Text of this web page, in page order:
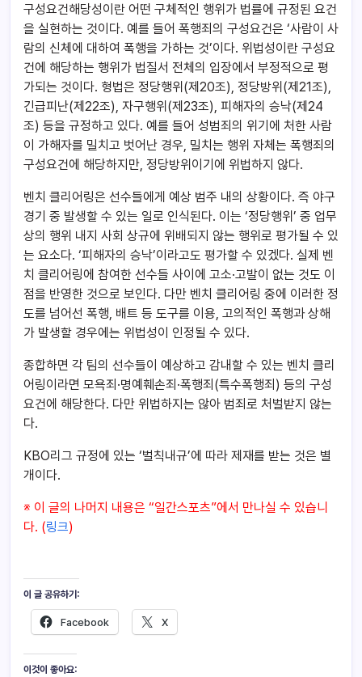
구성요건해당성이란 어떤 구체적인 행위가 법률에 규정된 요건
을 실현하는 것이다. 예를 들어 폭행죄의 구성요건은 ‘사람이 사
람의 신체에 대하여 폭행을 가하는 것’이다. 위법성이란 구성요
건에 해당하는 행위가 법질서 전체의 입장에서 부정적으로 평
가되는 것이다. 형법은 정당행위(제20조), 정당방위(제21조),
긴급피난(제22조), 자구행위(제23조), 피해자의 승낙(제24
조) 등을 규정하고 있다. 예를 들어 성범죄의 위기에 처한 사람
이 가해자를 밀치고 벗어난 경우, 밀치는 행위 자체는 폭행죄의
구성요건에 해당하지만, 정당방위이기에 위법하지 않다.
벤치 클리어링은 선수들에게 예상 범주 내의 상황이다. 즉 야구
경기 중 발생할 수 있는 일로 인식된다. 이는 ‘정당행위’ 중 업무
상의 행위 내지 사회 상규에 위배되지 않는 행위로 평가될 수 있
는 요소다. ‘피해자의 승낙’이라고도 평가할 수 있겠다. 실제 벤
치 클리어링에 참여한 선수들 사이에 고소·고발이 없는 것도 이
점을 반영한 것으로 보인다. 다만 벤치 클리어링 중에 이러한 정
도를 넘어선 폭행, 배트 등 도구를 이용, 고의적인 폭행과 상해
가 발생할 경우에는 위법성이 인정될 수 있다.
종합하면 각 팀의 선수들이 예상하고 감내할 수 있는 벤치 클리
어링이라면 모욕죄·명예훼손죄·폭행죄(특수폭행죄) 등의 구성
요건에 해당한다. 다만 위법하지는 않아 범죄로 처벌받지 않는
다.
KBO리그 규정에 있는 ‘벌칙내규’에 따라 제재를 받는 것은 별
개이다.
※ 이 글의 나머지 내용은 “일간스포츠”에서 만나실 수 있습니
다. (링크)
이 글 공유하기:
Facebook X
이것이 좋아요: